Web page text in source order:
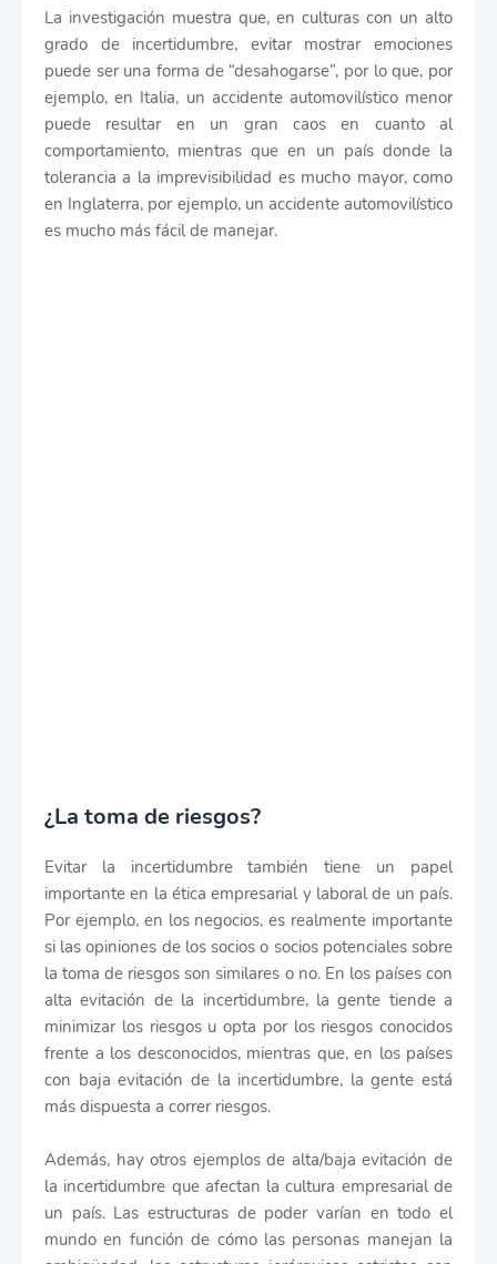
La investigación muestra que, en culturas con un alto
grado de incertidumbre, evitar mostrar emociones
puede ser una forma de “desahogarse”, por lo que, por
ejemplo, en Italia, un accidente automovilístico menor
puede resultar en un gran caos en cuanto al
comportamiento, mientras que en un país donde la
tolerancia a la imprevisibilidad es mucho mayor, como
en Inglaterra, por ejemplo, un accidente automovilístico
es mucho más fácil de manejar.
¿La toma de riesgos?
Evitar la incertidumbre también tiene un papel
importante en la ética empresarial y laboral de un país.
Por ejemplo, en los negocios, es realmente importante
si las opiniones de los socios o socios potenciales sobre
la toma de riesgos son similares o no. En los países con
alta evitación de la incertidumbre, la gente tiende a
minimizar los riesgos u opta por los riesgos conocidos
frente a los desconocidos, mientras que, en los países
con baja evitación de la incertidumbre, la gente está
más dispuesta a correr riesgos.
Además, hay otros ejemplos de alta/baja evitación de
la incertidumbre que afectan la cultura empresarial de
un país. Las estructuras de poder varían en todo el
mundo en función de cómo las personas manejan la